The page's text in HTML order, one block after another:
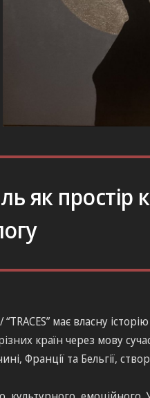
як простір
має власну
країн через мову
Франції та Бельгії,